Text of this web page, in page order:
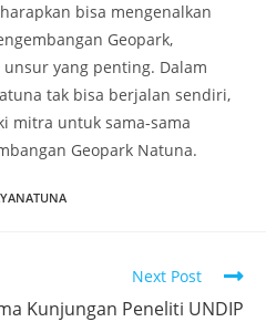
bisa mengenalkan
Geopark,
yang penting. Dalam
tak bisa berjalan sendiri,
mitra untuk sama-sama
Geopark Natuna.
Next Post
Kunjungan Peneliti UNDIP